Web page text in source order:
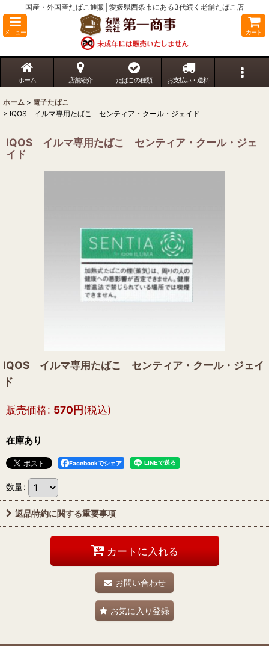
国産・外国産たばこ通販│愛媛県西条市にある3代続く老舗たばこ店
メニュー カート
ホーム 店舗紹介 たばこの種類 お支払い・送料
ホーム > 電子たばこ
> IQOS イルマ専用たばこ センティア・クール・ジェイド
IQOS イルマ専用たばこ センティア・クール・ジェ
イド
IQOS イルマ専用たばこ センティア・クール・ジェイ
ド
販売価格: 570円(税込)
在庫あり
Facebookでシェア
数量:
返品特約に関する重要事項
カートに入れる
お問い合わせ
お気に入り登録